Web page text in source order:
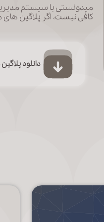
میدونستی با سیستم
کافی نیست، اگر پلاگین
دانلود